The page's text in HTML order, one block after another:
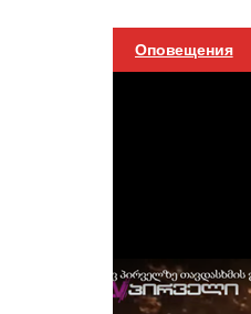
Оповещения